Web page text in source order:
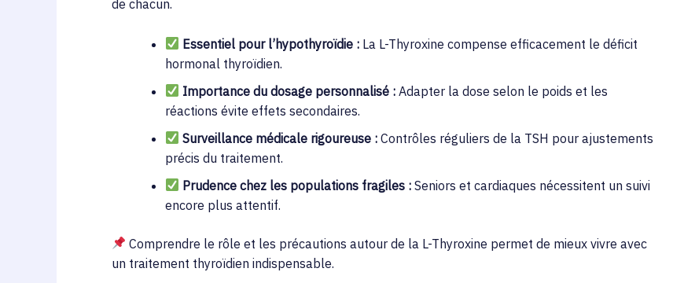
de chacun.
Essentiel pour l’hypothyroïdie : La L-Thyroxine compense efficacement le déficit
hormonal thyroïdien.
Importance du dosage personnalisé : Adapter la dose selon le poids et les
réactions évite effets secondaires.
Surveillance médicale rigoureuse : Contrôles réguliers de la TSH pour ajustements
précis du traitement.
Prudence chez les populations fragiles : Seniors et cardiaques nécessitent un suivi
encore plus attentif.
Comprendre le rôle et les précautions autour de la L-Thyroxine permet de mieux vivre avec
un traitement thyroïdien indispensable.